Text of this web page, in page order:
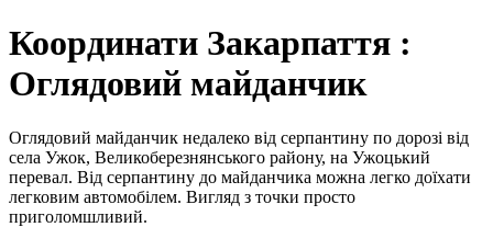
Координати Закарпаття :
Оглядовий майданчик
Оглядовий майданчик недалеко від серпантину по дорозі від
села Ужок, Великоберезнянського району, на Ужоцький
перевал. Від серпантину до майданчика можна легко доїхати
легковим автомобілем. Вигляд з точки просто
приголомшливий.